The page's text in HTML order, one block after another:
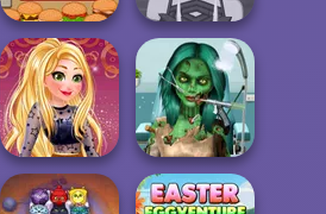
Ultra Pixel
Burgeria
Elven Makeover